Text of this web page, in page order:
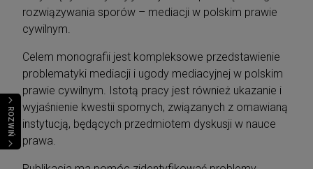
ROZWIŃ
rozwiązywania sporów – mediacji w polskim prawie
cywilnym.
Celem monografii jest kompleksowe przedstawienie
problematyki mediacji i ugody mediacyjnej w polskim
prawie cywilnym. Istotą pracy jest również ukazanie i
wyjaśnienie kwestii spornych, związanych z omawianą
instytucją, będących przedmiotem dyskusji w nauce
prawa.